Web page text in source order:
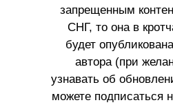
запрещенным
СНГ, то она в
будет
автора (при
узнавать об
можете подписаться